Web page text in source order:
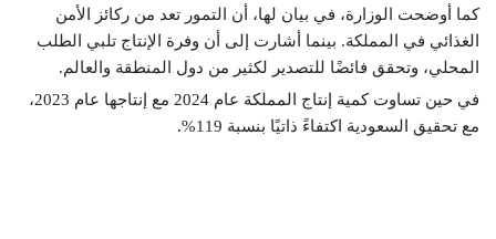
كما أوضحت الوزارة، في بيان لها، أن التمور تعد من ركائز الأمن
الغذائي في المملكة. بينما أشارت إلى أن وفرة الإنتاج تلبي الطلب
المحلي، وتحقق فائضًا للتصدير لكثير من دول المنطقة والعالم.
في حين تساوت كمية إنتاج المملكة عام 2024 مع إنتاجها عام 2023،
مع تحقيق السعودية اكتفاءً ذاتيًا بنسبة 119%.